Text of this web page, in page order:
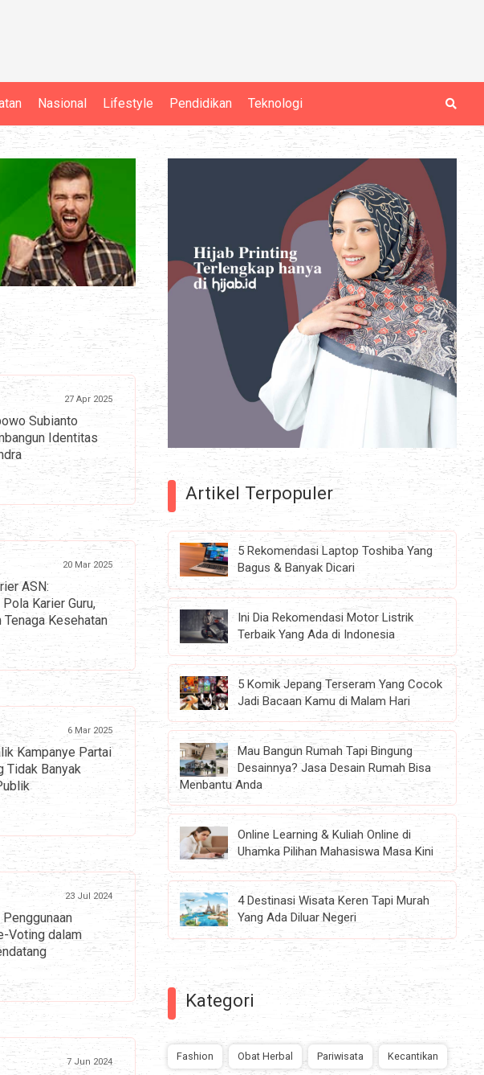
Nasional Lifestyle Pendidikan Teknologi
27 Apr 2025
Subianto
Identitas
20 Mar 2025
ASN:
Karier Guru,
Tenaga Kesehatan
6 Mar 2025
Kampanye Partai
Tidak Banyak
23 Jul 2024
Voting dalam
7 Jun 2024
Artikel Terpopuler
5 Rekomendasi Laptop Toshiba Yang
Bagus & Banyak Dicari
Ini Dia Rekomendasi Motor Listrik
Terbaik Yang Ada di Indonesia
5 Komik Jepang Terseram Yang Cocok
Jadi Bacaan Kamu di Malam Hari
Mau Bangun Rumah Tapi Bingung
Desainnya? Jasa Desain Rumah Bisa
Menbantu Anda
Online Learning & Kuliah Online di
Uhamka Pilihan Mahasiswa Masa Kini
4 Destinasi Wisata Keren Tapi Murah
Yang Ada Diluar Negeri
Kategori
Fashion Obat Herbal Pariwisata Kecantikan